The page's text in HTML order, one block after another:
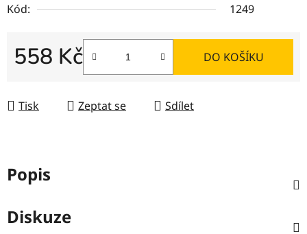
Kód:
1249
558 Kč DO KOŠÍKU
Tisk Zeptat se Sdílet
Popis
Diskuze